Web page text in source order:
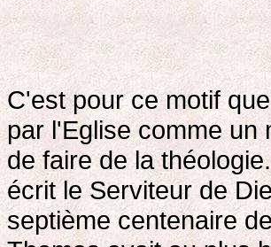
C'est pour ce motif
par l'Eglise comme un
de faire de la
écrit le Serviteur de
septième centenaire